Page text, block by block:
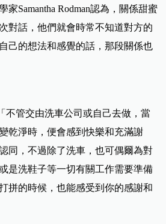
家Samantha Rodman認為，關係甜蜜
對話，他們就會時常不知道對方的
己的想法和感覺的話，那段關係也
不管交由洗車公司或自己去做，當
乾淨時，便會感到快樂和充滿謝
同，不過除了洗車，也可偶爾為對
是洗鞋子等一切有關工作需要準備
拼的時候，也能感受到你的感謝和